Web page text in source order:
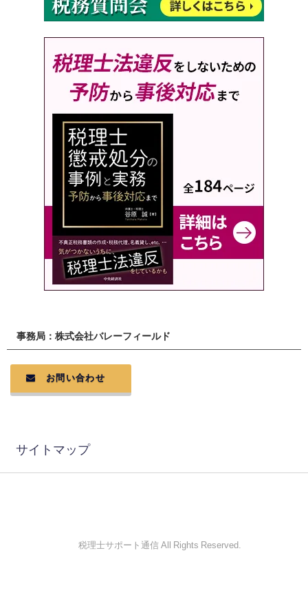
事務局：株式会社バレーフィールド
お問い合わせ
サイトマップ
© 税理士サポート通信 All Rights Reserved.